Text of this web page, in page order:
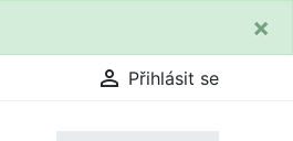
×
 Přihlásit se